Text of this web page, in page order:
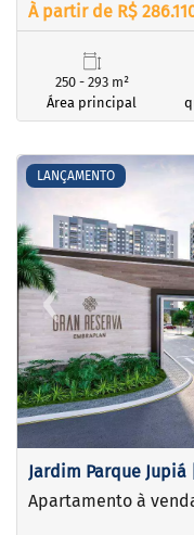
À partir de R$
250 - 293 m²
Área principal
LANÇAMENTO
<<<
‹Previous
Jardim Parque
Apartamento à